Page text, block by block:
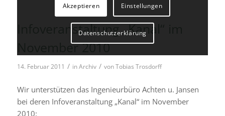
Infoveranstaltung „Kanal“ im
November 2010
14. Februar 2011 / inArchiv / vonTobias Trosdorff
Wir unter­stüt­zen das Ingenieurbüro Achten u. Jansen
bei deren Infoveranstaltung „Kanal“ im November
2010:
Akzeptieren Einstellungen
Datenschutzerklärung